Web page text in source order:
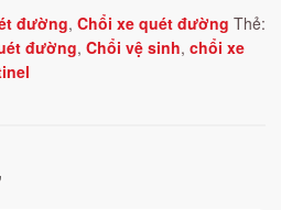
đường, Chổi xe quét đường Thẻ:
đường, Chổi vệ sinh, chổi xe